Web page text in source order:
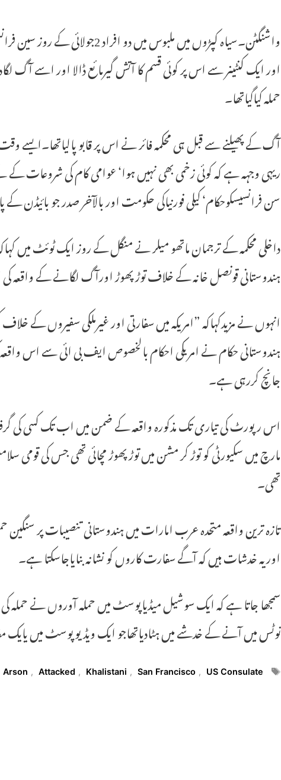
واشنگٹن۔سیاہ کپڑوں میں ملبوس
اور ایک کنٹینر سے اس پر کوئی قسم کا آتش گیرمائع ڈالا اور اسے
حملہ کیاگیاتھا۔
آگ کے پھیلنے سے قبل ہی محکمہ فائر نے اس پر قابو پالیاتھا۔ایسے
ریہی وجہہ ہے کہ کوئی زخمی بھی نہیں ہوا‘ عوامی کام کی شروعات
سن فرانسیسکوحکام‘ کیلی فورنیاکی حکومت اور بالآخر صدر جو
داخلی محکمہ کے ترجمان ماتھو میلر نے منگل کے روز ایک ٹوئٹ میں
ہندوستانی قونصل خانہ کے خلاف توڑ پھوڑ اورآگ لگانے کے واقعہ
انہوں نے مزیدکہاکہ ”امریکہ میں سفارتی اور غیرملکی سفیروں کے
ہندوستانی حکام نے امریکی احکام بالخصوص ایف بی ائی سے اس
جانچ کررہی ہے۔
اس رپورٹ کی تیاری تک مذکورہ واقعہ کے ضمن میں اب تک کسی کی
مارچ میں سکیورٹی کو توڑ کر مشن میں توڑ پھوڑ مچائی تھی جس کی
تھی۔
تازہ ترین واقعہ متحدہ عرب امارات میں ہندوستانی تنصیبات پر
اوریہ خدشات ہیں کہ آگے سفارت کاروں کو نشانہ بنایاجاسکتا ہے۔
سمجھا جاتا ہے کہ ایک سوشیل میڈیاپوسٹ میں حملہ آوروں نے حملہ
نوٹس میں آنے کے خدشے میں ہٹادیاتھاجو ایک ویڈیو پوسٹ میں یایک
Tags
Arson , Attacked , Khalistani , San Francisco , US Consulate